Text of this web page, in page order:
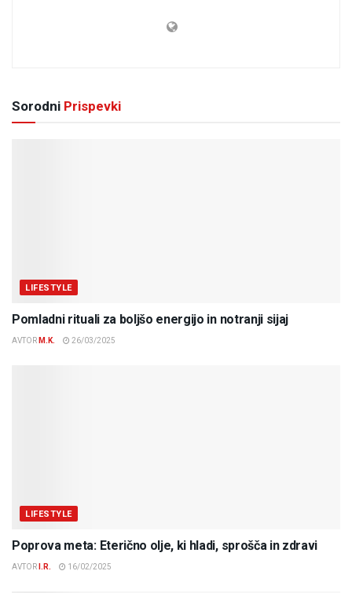
Sorodni Prispevki
LIFESTYLE
Pomladni rituali za boljšo energijo in notranji sijaj
AVTOR M.K. 26/03/2025
LIFESTYLE
Poprova meta: Eterično olje, ki hladi, sprošča in zdravi
AVTOR I.R. 16/02/2025